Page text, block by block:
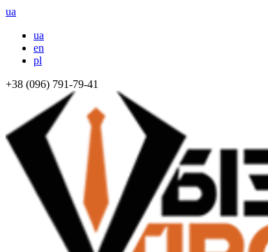
ua
ua
en
pl
+38 (096) 791-79-41